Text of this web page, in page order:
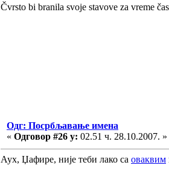
Čvrsto bi branila svoje stavove za vreme
Одг: Посрбљавање имена
« Одговор #26 у: 02.51 ч. 28.10.2007. »
Аух, Џафире, није теби лако са оваквим